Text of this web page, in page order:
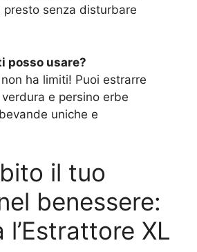
presto senza disturbare
posso usare?
ha limiti! Puoi estrarre
e persino erbe
uniche e
il tuo
benessere:
XL